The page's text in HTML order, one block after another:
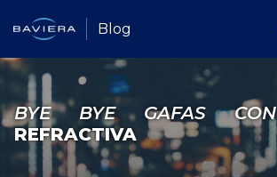
Blog
BYE BYE GAFAS CON
REFRACTIVA